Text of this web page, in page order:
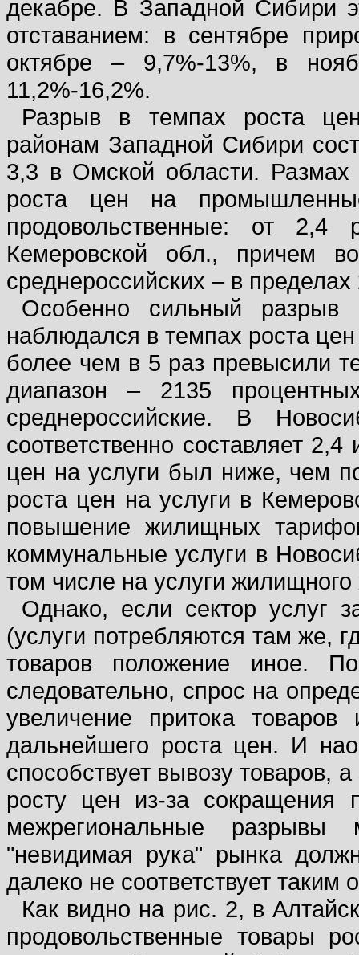
декабре. В Западной Сибири
отставанием: в сентябре
октябре – 9,7%-13%, в
11,2%-16,2%.
Разрыв в темпах роста
районам Западной Сибири
3,3 в Омской области. Размах
роста цен на
продовольственные: от
Кемеровской обл., причем
среднероссийских – в
Особенно сильный
наблюдался в темпах роста
более чем в 5 раз превысили
диапазон – 2135
среднероссийские. В
соответственно составляет
цен на услуги был ниже, чем
роста цен на услуги в
повышение жилищных
коммунальные услуги в
том числе на услуги жилищного
Однако, если сектор услуг
(услуги потребляются там же,
товаров положение иное.
следовательно, спрос на
увеличение притока
дальнейшего роста цен. И
способствует вывозу товаров,
росту цен из-за сокращения
межрегиональные
"невидимая рука" рынка
далеко не соответствует таким
Как видно на рис. 2, в
продовольственные товары